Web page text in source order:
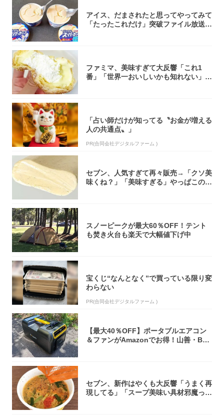
アイス、だまされたと思ってやってみて
「たったこれだけ」突破ファイル放送で
ファミマ、美味すぎて大反響「これ1
番」「世界一おいしいかも知れない」
「占い師だけが知ってる〝お金が増える
人の共通点〟」
PR(合同会社デジタルファーム )
セブン、人気すぎて再々販売→「クソ美
味くね？」「美味すぎる」やっぱこのク
スノーピークが最大60％OFF！テント
も焚き火台も楽天で大幅値下げ中
宝くじ“なんとなく”で買っている限り変
わらない
PR(合同会社デジタルファーム )
【最大40％OFF】ポータブルエアコン
＆ファンがAmazonでお得！山善・Bo
セブン、新作はやくも大反響「うまく再
現してる」「スープ美味い具材邪魔って